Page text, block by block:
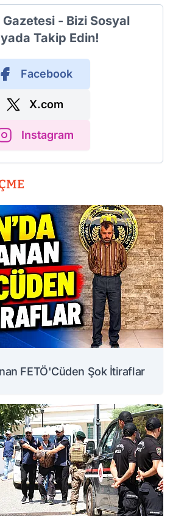
- Bizi Sosyal
Takip Edin!
Facebook
X.com
Instagram
FETÖ'Cüden Şok İtiraflar